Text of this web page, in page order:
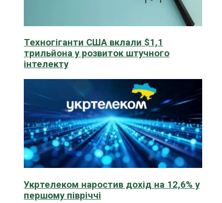
Техногіганти США вклали $1,1
трильйона у розвиток штучного
інтелекту
Укртелеком наростив дохід на 12,6% у
першому півріччі